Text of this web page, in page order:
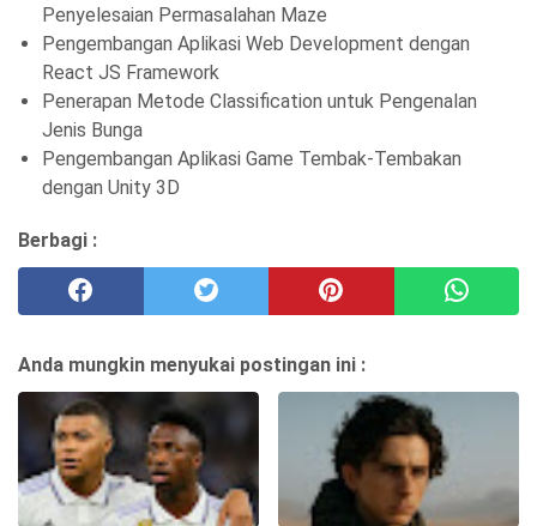
Penyelesaian Permasalahan Maze
Pengembangan Aplikasi Web Development dengan
React JS Framework
Penerapan Metode Classification untuk Pengenalan
Jenis Bunga
Pengembangan Aplikasi Game Tembak-Tembakan
dengan Unity 3D
Berbagi :
Anda mungkin menyukai postingan ini :